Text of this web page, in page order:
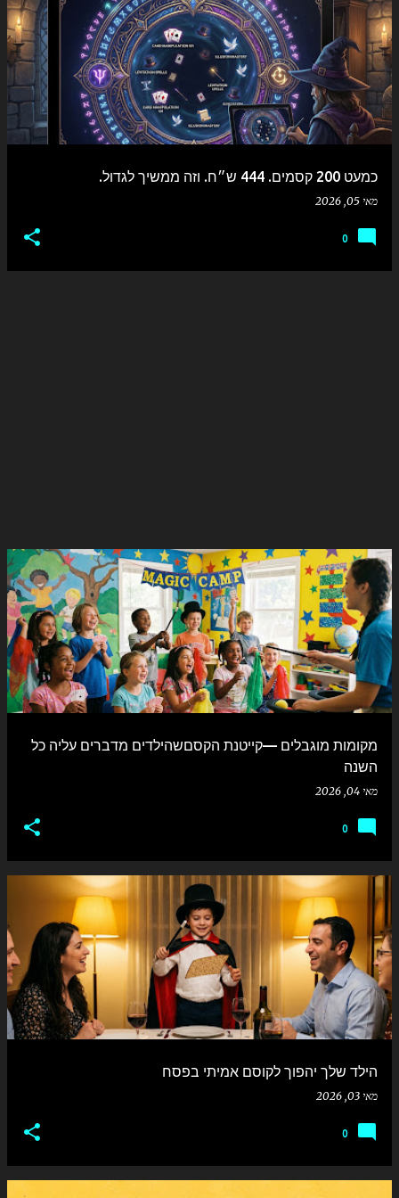
כמעט 200 קסמים. 444 ש״ח. וזה ממשיך לגדול.
מאי 05, 2026
0
מקומות מוגבלים —קייטנת הקסםשהילדים מדברים עליה כל
השנה
מאי 04, 2026
0
הילד שלך יהפוך לקוסם אמיתי בפסח
מאי 03, 2026
0